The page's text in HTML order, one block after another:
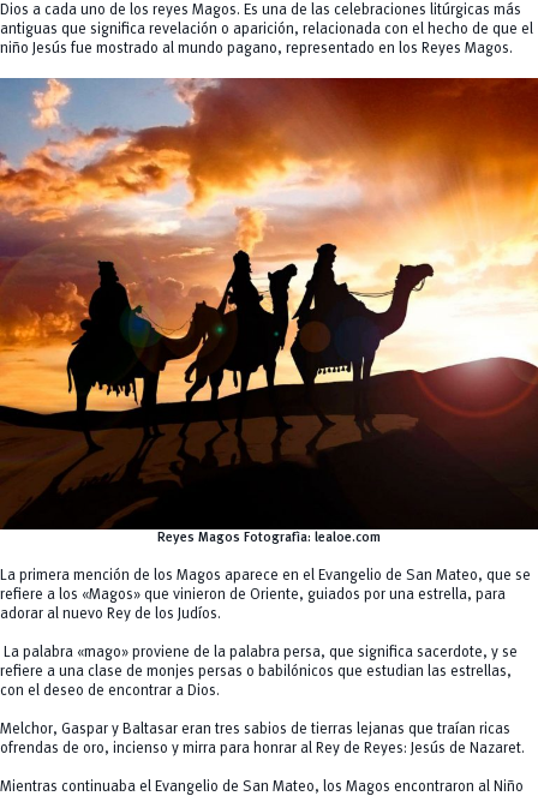
Dios a cada uno de los reyes Magos. Es una de las celebraciones litúrgicas más
antiguas que significa revelación o aparición, relacionada con el hecho de que el
niño Jesús fue mostrado al mundo pagano, representado en los Reyes Magos.
Reyes Magos Fotografìa: lealoe.com
La primera mención de los Magos aparece en el Evangelio de San Mateo, que se
refiere a los «Magos» que vinieron de Oriente, guiados por una estrella, para
adorar al nuevo Rey de los Judíos.
La palabra «mago» proviene de la palabra persa, que significa sacerdote, y se
refiere a una clase de monjes persas o babilónicos que estudian las estrellas,
con el deseo de encontrar a Dios.
Melchor, Gaspar y Baltasar eran tres sabios de tierras lejanas que traían ricas
ofrendas de oro, incienso y mirra para honrar al Rey de Reyes: Jesús de Nazaret.
Mientras continuaba el Evangelio de San Mateo, los Magos encontraron al Niño